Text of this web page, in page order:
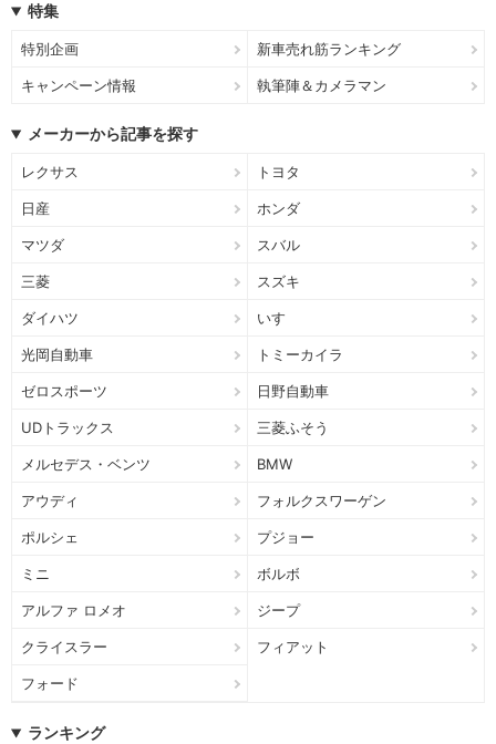
特集
特別企画 新車売れ筋ランキング
キャンペーン情報 執筆陣＆カメラマン
メーカーから記事を探す
レクサス トヨタ
日産 ホンダ
マツダ スバル
三菱 スズキ
ダイハツ いすゞ
光岡自動車 トミーカイラ
ゼロスポーツ 日野自動車
UDトラックス 三菱ふそう
メルセデス・ベンツ BMW
アウディ フォルクスワーゲン
ポルシェ プジョー
ミニ ボルボ
アルファ ロメオ ジープ
クライスラー フィアット
フォード
ランキング